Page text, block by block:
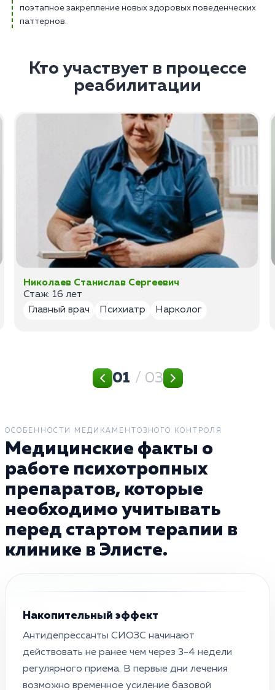
поэтапное закрепление новых здоровых поведенческих
паттернов.
Кто участвует в процессе
реабилитации
Николаев Станислав Сергеевич
Стаж: 16 лет
Главный врач
Психиатр Нарколог
01 / 03
ОСОБЕННОСТИ МЕДИКАМЕНТОЗНОГО КОНТРОЛЯ
Медицинские факты о
работе психотропных
препаратов, которые
необходимо учитывать
перед стартом терапии в
клинике в Элисте.
Накопительный эффект
Антидепрессанты СИОЗС начинают
действовать не ранее чем через 3-4 недели
регулярного приема. В первые дни лечения
возможно временное усиление базовой